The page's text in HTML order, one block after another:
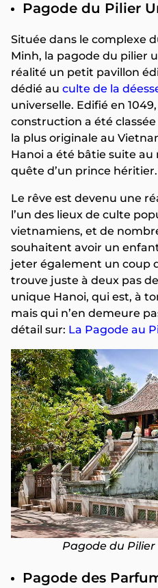
Pagode du Pilier
Située dans le complexe
Minh, la pagode du pilier
réalité un petit pavillon
dédié au culte de la
universelle. Edifié en
construction a été
la plus originale au
Hanoi a été bâtie suite au
quête d’un prince héritier.
Le rêve est devenu une
l’un des lieux de culte
vietnamiens, et de
souhaitent avoir un
jeter également un coup
trouve juste à deux pas
unique Hanoi, qui est, à
mais qui n’en demeure
détail sur: La Pagode au
Pagode du
Pagode des